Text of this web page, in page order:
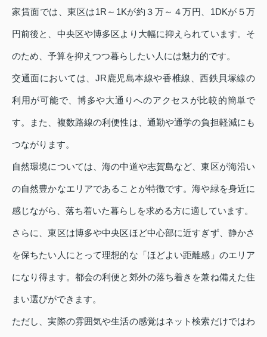
家賃面では、東区は1R～1Kが約３万～４万円、1DKが５万
円前後と、中央区や博多区より大幅に抑えられています。そ
のため、予算を抑えつつ暮らしたい人には魅力的です。
交通面においては、JR鹿児島本線や香椎線、西鉄貝塚線の
利用が可能で、博多や大通りへのアクセスが比較的簡単で
す。また、複数路線の利便性は、通勤や通学の負担軽減にも
つながります。
自然環境については、海の中道や志賀島など、東区が海沿い
の自然豊かなエリアであることが特徴です。海や緑を身近に
感じながら、落ち着いた暮らしを求める方に適しています。
さらに、東区は博多や中央区ほど中心部に近すぎず、静かさ
を保ちたい人にとって理想的な「ほどよい距離感」のエリア
になり得ます。都会の利便と郊外の落ち着きを兼ね備えた住
まい選びができます。
ただし、実際の雰囲気や生活の感覚はネット検索だけではわ